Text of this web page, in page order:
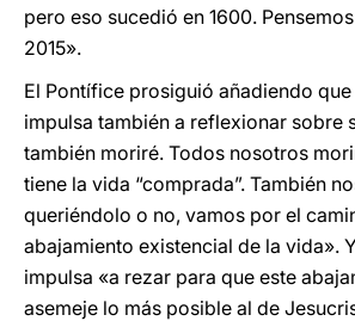
pero eso sucedió en 1600.
2015».
El Pontífice prosiguió añadiendo
impulsa también a reflexionar sobre
también moriré. Todos nosotros
tiene la vida “comprada”. También
queriéndolo o no, vamos por el
abajamiento existencial de la vida».
impulsa «a rezar para que este
asemeje lo más posible al de